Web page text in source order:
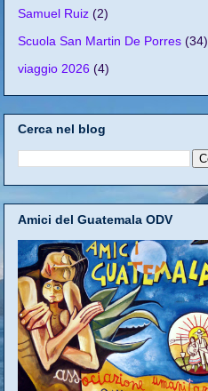
Samuel Ruiz (2)
Scuola San Martin De Porres (34)
viaggio 2026 (4)
Cerca nel blog
Amici del Guatemala ODV